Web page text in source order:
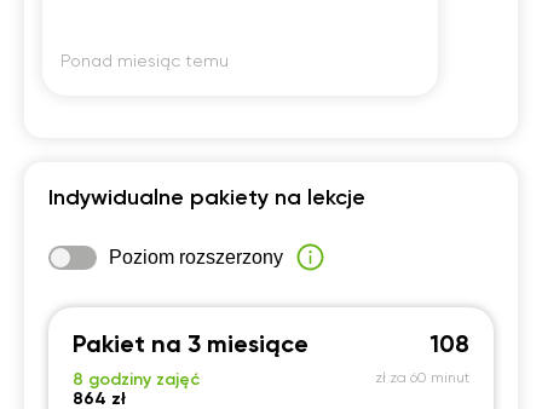
Ponad miesiąc temu
Indywidualne pakiety na lekcje
Poziom rozszerzony
Pakiet na 3 miesiące
8 godziny zajęć
864 zł
108
zł za 60 minut